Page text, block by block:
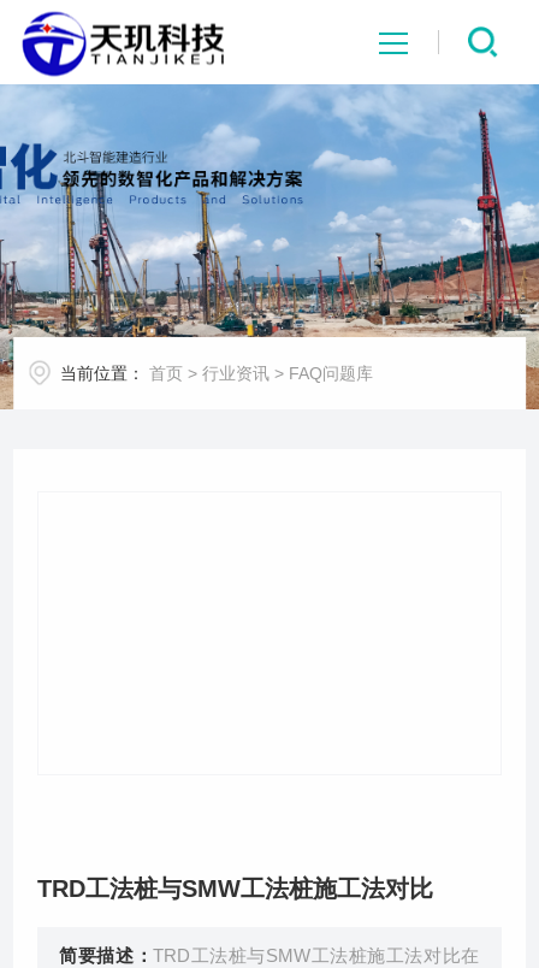
网站首页
系统中心
解决方案
项目案例
当前位置： 首页 >行业资讯 > FAQ问题库
TRD工法桩与SMW工法桩施工法对比
简要描述：TRD工法桩与SMW工法桩施工法对比在